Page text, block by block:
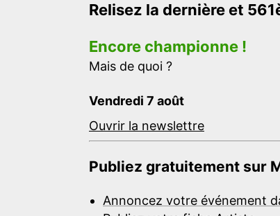
Relisez la dernière et
Encore championne !
Mais de quoi ?
Vendredi 7 août
Ouvrir la newslettre
Publiez gratuitement sur
Annoncez votre événement